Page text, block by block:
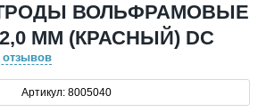
ВОЛЬФРАМОВЫЕ
2,0 ММ (КРАСНЫЙ) DC
отзывов
Артикул: 8005040